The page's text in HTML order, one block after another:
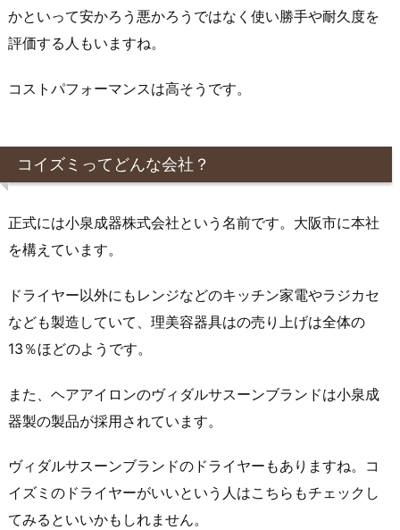
かといって安かろう悪かろうではなく使い勝手や耐久度を
評価する人もいますね。
コストパフォーマンスは高そうです。
コイズミってどんな会社？
正式には小泉成器株式会社という名前です。大阪市に本社
を構えています。
ドライヤー以外にもレンジなどのキッチン家電やラジカセ
なども製造していて、理美容器具はの売り上げは全体の
13％ほどのようです。
また、ヘアアイロンのヴィダルサスーンブランドは小泉成
器製の製品が採用されています。
ヴィダルサスーンブランドのドライヤーもありますね。コ
イズミのドライヤーがいいという人はこちらもチェックし
てみるといいかもしれません。